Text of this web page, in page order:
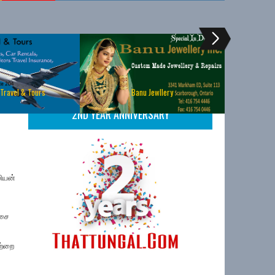
& Tours Banu Jewllery
2ND YEAR ANNIVERSARY